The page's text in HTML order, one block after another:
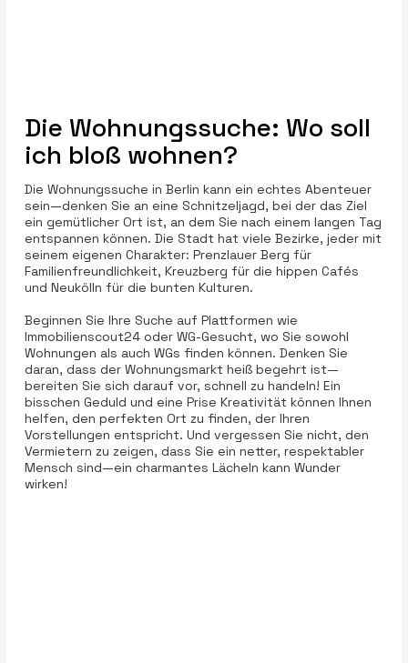
Die Wohnungssuche: Wo soll
ich bloß wohnen?
Die Wohnungssuche in Berlin kann ein echtes Abenteuer
sein—denken Sie an eine Schnitzeljagd, bei der das Ziel
ein gemütlicher Ort ist, an dem Sie nach einem langen Tag
entspannen können. Die Stadt hat viele Bezirke, jeder mit
seinem eigenen Charakter: Prenzlauer Berg für
Familienfreundlichkeit, Kreuzberg für die hippen Cafés
und Neukölln für die bunten Kulturen.
Beginnen Sie Ihre Suche auf Plattformen wie
Immobilienscout24 oder WG-Gesucht, wo Sie sowohl
Wohnungen als auch WGs finden können. Denken Sie
daran, dass der Wohnungsmarkt heiß begehrt ist—
bereiten Sie sich darauf vor, schnell zu handeln! Ein
bisschen Geduld und eine Prise Kreativität können Ihnen
helfen, den perfekten Ort zu finden, der Ihren
Vorstellungen entspricht. Und vergessen Sie nicht, den
Vermietern zu zeigen, dass Sie ein netter, respektabler
Mensch sind—ein charmantes Lächeln kann Wunder
wirken!